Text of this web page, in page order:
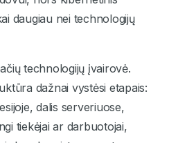
daugiau nei technologijų
technologijų įvairovė.
dažnai vystėsi etapais:
dalis serveriuose,
tiekėjai ar darbuotojai,